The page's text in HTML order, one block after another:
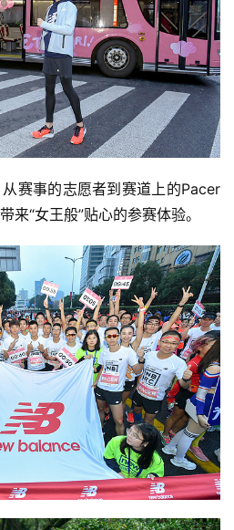
赛事的志愿者到赛道上的Pacer
来“女王般”贴心的参赛体验。